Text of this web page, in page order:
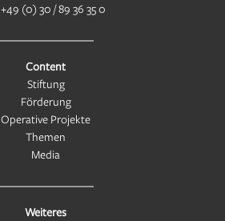
+49 (0) 30 / 89 36 35 0
Content
Stiftung
Förderung
Operative Projekte
Themen
Media
Weiteres